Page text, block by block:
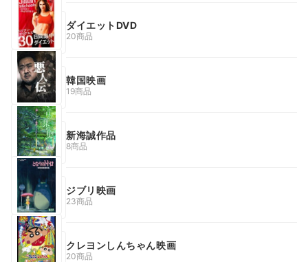
ダイエットDVD
20商品
韓国映画
19商品
新海誠作品
8商品
ジブリ映画
23商品
クレヨンしんちゃん映画
20商品